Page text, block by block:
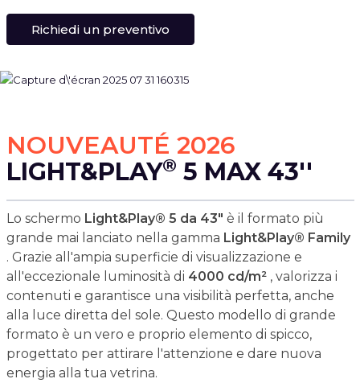
Richiedi un preventivo
NOUVEAUTÉ 2026
LIGHT&PLAY® 5 MAX 43''
Lo schermo Light&Play® 5 da 43" è il formato più
grande mai lanciato nella gamma Light&Play® Family
. Grazie all'ampia superficie di visualizzazione e
all'eccezionale luminosità di 4000 cd/m², valorizza i
contenuti e garantisce una visibilità perfetta, anche
alla luce diretta del sole. Questo modello di grande
formato è un vero e proprio elemento di spicco,
progettato per attirare l'attenzione e dare nuova
energia alla tua vetrina.